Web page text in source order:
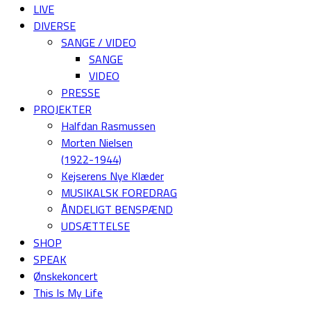
LIVE
DIVERSE
SANGE / VIDEO
SANGE
VIDEO
PRESSE
PROJEKTER
Halfdan Rasmussen
Morten Nielsen
(1922-1944)
Kejserens Nye Klæder
MUSIKALSK FOREDRAG
ÅNDELIGT BENSPÆND
UDSÆTTELSE
SHOP
SPEAK
Ønskekoncert
This Is My Life